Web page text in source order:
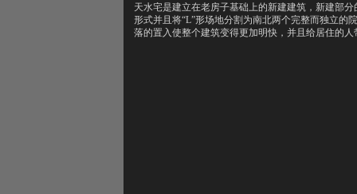
天水宅是建立在老房子基础上的新建建筑，新建部
形式并且将“L”形场地分割为南北两个完整而独立的
落的置入使整个建筑变得更加明快，并且给居住的